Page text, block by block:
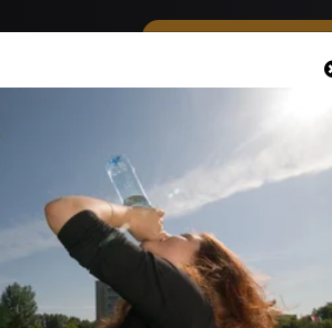
316 3000 Hallgasd
a nemzetközi